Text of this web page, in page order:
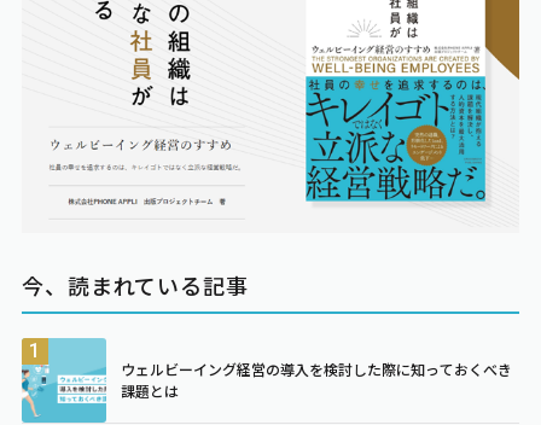
今、読まれている記事
ウェルビーイング経営の導入を検討した際に知っておくべき
課題とは